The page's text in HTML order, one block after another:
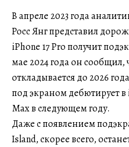
В апреле 2023 года
Росс Янг представил
iPhone 17 Pro получит
мае 2024 года он сообщил,
откладывается до 2026
под экраном дебютирует в
Max в следующем году.
Даже с появлением
Island, скорее всего,